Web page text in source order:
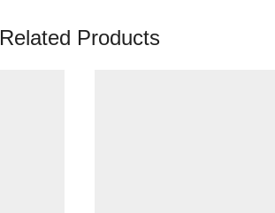
Related Products